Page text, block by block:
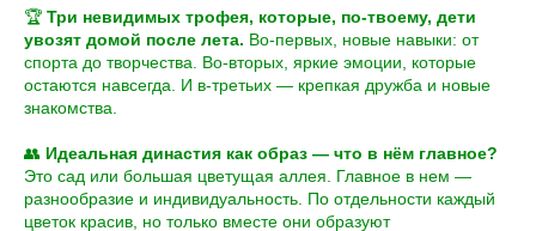
🏆 Три невидимых трофея, которые, по-твоему, дети
увозят домой после лета. Во-первых, новые навыки: от
спорта до творчества. Во-вторых, яркие эмоции, которые
остаются навсегда. И в-третьих — крепкая дружба и новые
знакомства.
👥 Идеальная династия как образ — что в нём главное?
Это сад или большая цветущая аллея. Главное в нем —
разнообразие и индивидуальность. По отдельности каждый
цветок красив, но только вместе они образуют